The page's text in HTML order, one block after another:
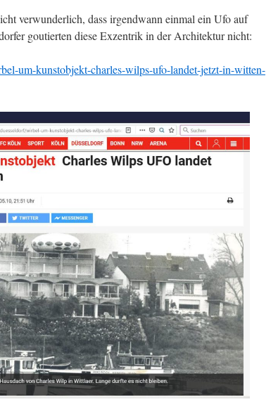
verwunderlich, dass irgendwann einmal ein Ufo auf
goutierten diese Exzentrik in der Architektur nicht:
um-kunstobjekt-charles-wilps-ufo-landet-jetzt-in-witten-